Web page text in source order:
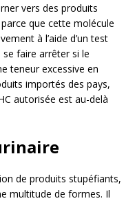
vers des produits
que cette molécule
à l’aide d’un test
faire arrêter si le
teneur excessive en
importés des pays,
autorisée est au-delà
de produits stupéfiants,
multitude de formes. Il